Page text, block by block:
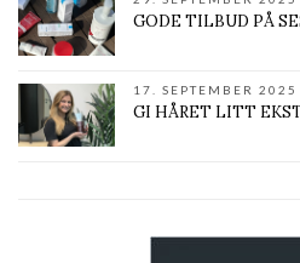
GODE TILBUD PÅ
17. SEPTEMBER 2025
GI HÅRET LITT